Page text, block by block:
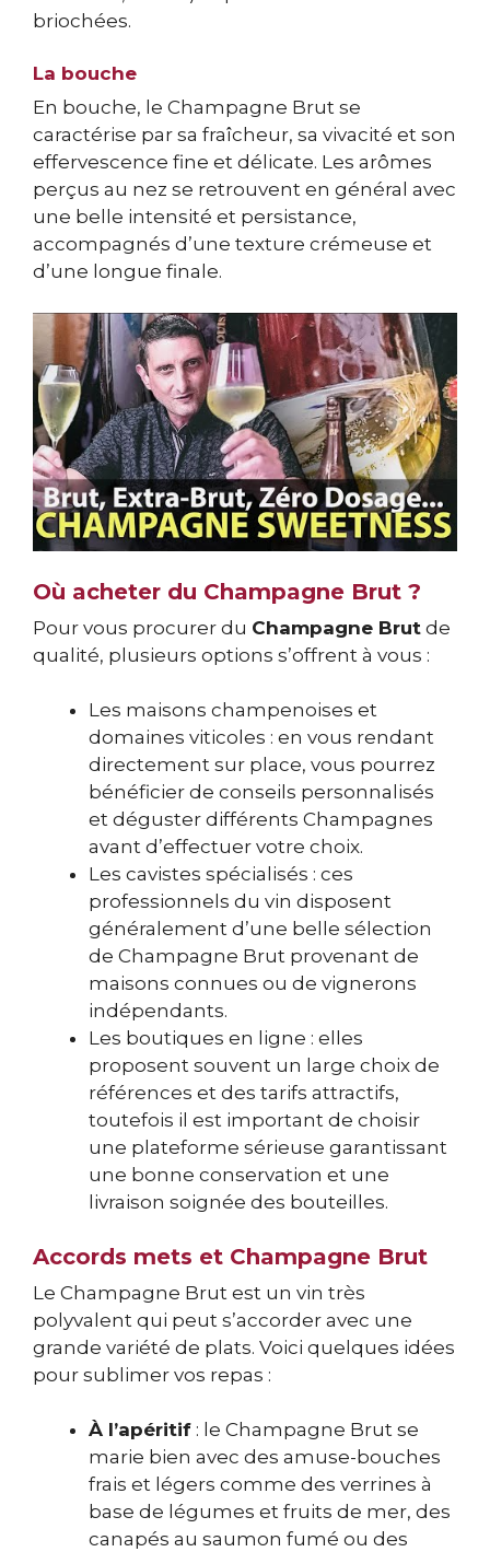
briochées.
La bouche
En bouche, le Champagne Brut se
caractérise par sa fraîcheur, sa vivacité et son
effervescence fine et délicate. Les arômes
perçus au nez se retrouvent en général avec
une belle intensité et persistance,
accompagnés d’une texture crémeuse et
d’une longue finale.
Où acheter du Champagne Brut ?
Pour vous procurer du Champagne Brut de
qualité, plusieurs options s’offrent à vous :
Les maisons champenoises et
domaines viticoles : en vous rendant
directement sur place, vous pourrez
bénéficier de conseils personnalisés
et déguster différents Champagnes
avant d’effectuer votre choix.
Les cavistes spécialisés : ces
professionnels du vin disposent
généralement d’une belle sélection
de Champagne Brut provenant de
maisons connues ou de vignerons
indépendants.
Les boutiques en ligne : elles
proposent souvent un large choix de
références et des tarifs attractifs,
toutefois il est important de choisir
une plateforme sérieuse garantissant
une bonne conservation et une
livraison soignée des bouteilles.
Accords mets et Champagne Brut
Le Champagne Brut est un vin très
polyvalent qui peut s’accorder avec une
grande variété de plats. Voici quelques idées
pour sublimer vos repas :
À l’apéritif : le Champagne Brut se
marie bien avec des amuse-bouches
frais et légers comme des verrines à
base de légumes et fruits de mer, des
canapés au saumon fumé ou des